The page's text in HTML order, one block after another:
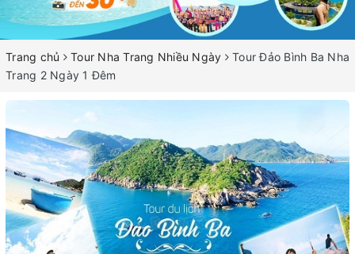
Trang chủ Tour Nha Trang Nhiều Ngày
Tour Đảo Bình Ba Nha
Trang 2 Ngày 1 Đêm